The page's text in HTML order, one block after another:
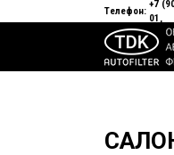
Телефон:
+7
01